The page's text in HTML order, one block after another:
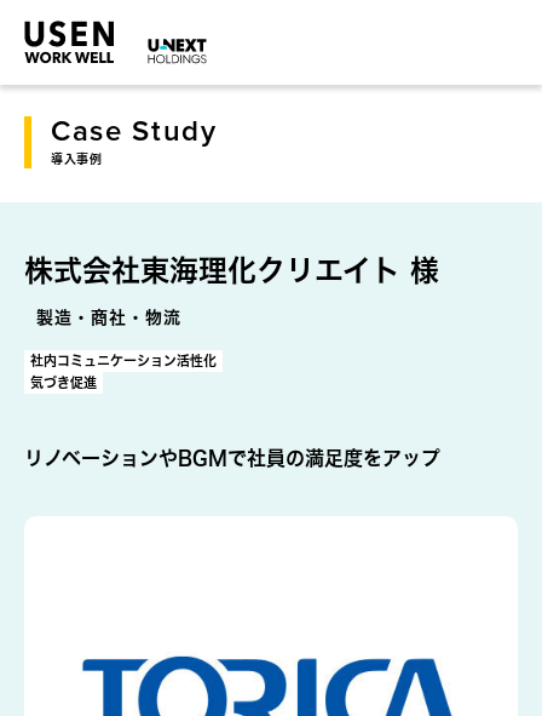
Case Study
導入事例
株式会社東海理化クリエイト 様
製造・商社・物流
社内コミュニケーション活性化
気づき促進
リノベーションやBGMで社員の満足度をアップ